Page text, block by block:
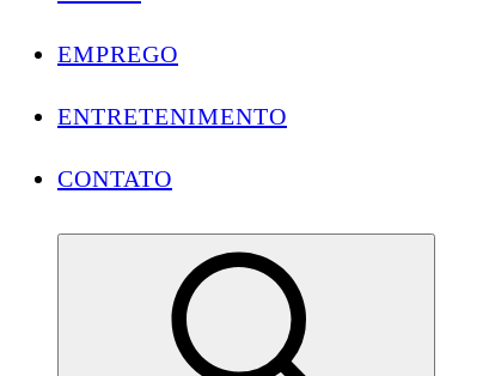
EMPREGO
ENTRETENIMENTO
CONTATO